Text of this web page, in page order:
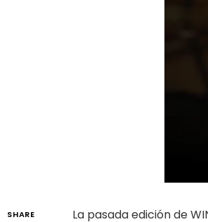
SHARE La pasada edición de